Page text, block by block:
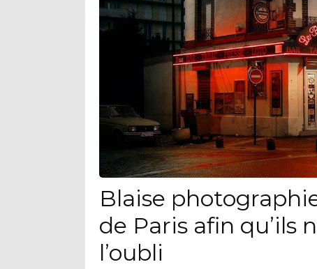
Blaise
de Paris afin qu’ils
l’oubli